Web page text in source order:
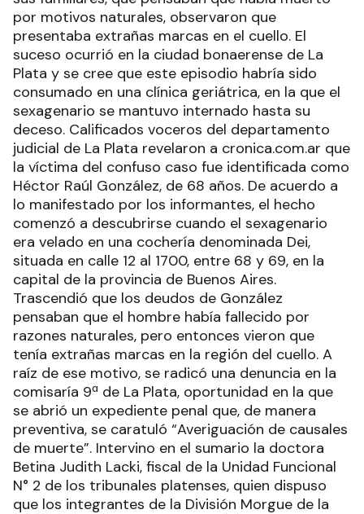
por motivos naturales, observaron que
presentaba extrañas marcas en el cuello. El
suceso ocurrió en la ciudad bonaerense de La
Plata y se cree que este episodio habría sido
consumado en una clínica geriátrica, en la que el
sexagenario se mantuvo internado hasta su
deceso. Calificados voceros del departamento
judicial de La Plata revelaron a cronica.com.ar que
la víctima del confuso caso fue identificada como
Héctor Raúl González, de 68 años. De acuerdo a
lo manifestado por los informantes, el hecho
comenzó a descubrirse cuando el sexagenario
era velado en una cochería denominada Dei,
situada en calle 12 al 1700, entre 68 y 69, en la
capital de la provincia de Buenos Aires.
Trascendió que los deudos de González
pensaban que el hombre había fallecido por
razones naturales, pero entonces vieron que
tenía extrañas marcas en la región del cuello. A
raíz de ese motivo, se radicó una denuncia en la
comisaría 9ª de La Plata, oportunidad en la que
se abrió un expediente penal que, de manera
preventiva, se caratuló “Averiguación de causales
de muerte”. Intervino en el sumario la doctora
Betina Judith Lacki, fiscal de la Unidad Funcional
N° 2 de los tribunales platenses, quien dispuso
que los integrantes de la División Morgue de la